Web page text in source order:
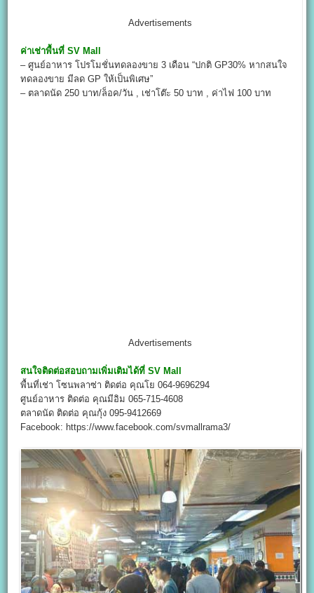
Advertisements
ค่าเช่าพื้นที่ SV Mall
– ศูนย์อาหาร โปรโมชั่นทดลองขาย 3 เดือน “ปกติ GP30% หากสนใจ
ทดลองขาย มีลด GP ให้เป็นพิเศษ”
– ตลาดนัด 250 บาท/ล็อค/วัน , เช่าโต๊ะ 50 บาท , ค่าไฟ 100 บาท
Advertisements
สนใจติดต่อสอบถามเพิ่มเติมได้ที่ SV Mall
พื้นที่เช่า โซนพลาซ่า ติดต่อ คุณโย 064-9696294
ศูนย์อาหาร ติดต่อ คุณมีอิม 065-715-4608
ตลาดนัด ติดต่อ คุณกุ้ง 095-9412669
Facebook: https://www.facebook.com/svmallrama3/